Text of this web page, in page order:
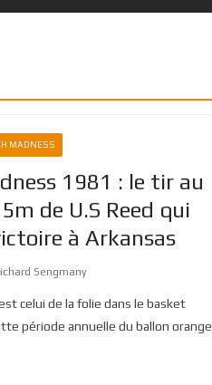
MADNESS
1981 : le tir au
de U.S Reed qui
à Arkansas
Sengmany
celui de la folie dans le basket
période annuelle du ballon orange,